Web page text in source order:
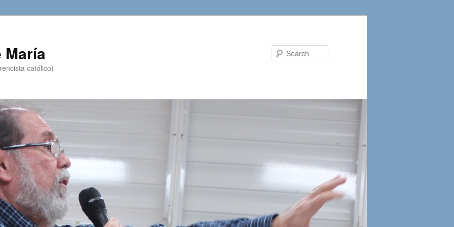
María
católico)